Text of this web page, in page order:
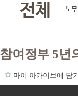
전체 노
참여정부 5년
마이 아카이브에 담기